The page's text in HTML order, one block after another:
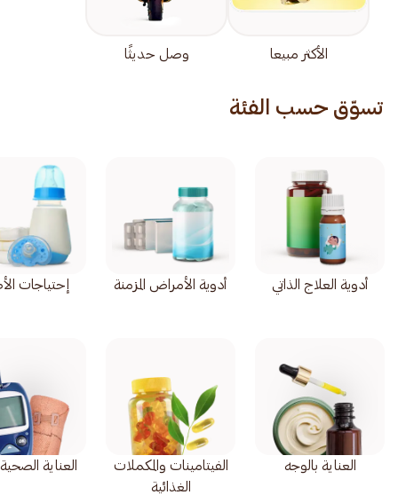
الأكثر مبيعا وصل حديثًا
تسوّق حسب الفئة
أدوية العلاج الذاتي أدوية الأمراض المزمنة إحتياجات
العناية بالوجه
الفيتامينات والمكملات
الغذائية
العناية الصحية